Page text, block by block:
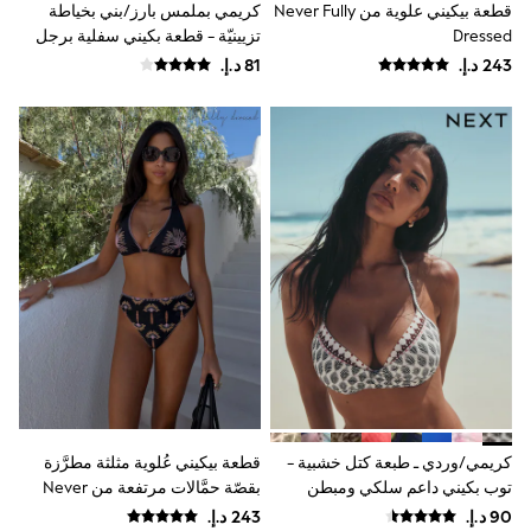
Shoes
Trousers
Shirts
Polo Shirts
Sweatshirts
Cardigans
Coats & Jackets
Underwear
Socks & Tights
Multipacks
All Girls Sports & Swimwear
Trainers & Pumps
Swimwear
Tops
Leggings
Shorts
Joggers
adidas
Nike
Shop All
Shoes
قطعة بيكيني علوية من Never Fully
Dressed
كريمي بملمس بارز/بني بخياطة
تزيينيّة - قطعة بكيني سفلية برجل
مرتفعة
كريمي/وردي ـ طبعة كتل خشبية -
توب بكيني داعم سلكي ومبطن
قطعة بيكيني عُلوية مثلثة مطرَّزة
بقصّة حمَّالات مرتفعة من Never
Fully Dressed